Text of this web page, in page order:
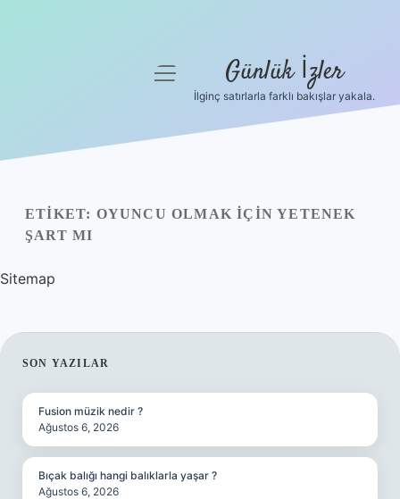
Yasal Uyarı
menüyü
Günlük İzler
İlginç satırlarla farklı bakışlar yakala.
ETIKET: OYUNCU OLMAK IÇIN YETENEK
ŞART MI
Sitemap
SIDEBAR
SON YAZILAR
Fusion müzik nedir ?
Ağustos 6, 2026
Bıçak balığı hangi balıklarla yaşar ?
Ağustos 6, 2026